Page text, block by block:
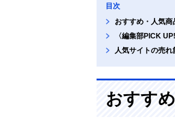
目次
おすすめ・人気
〈編集部PICK
人気サイトの売
おすす